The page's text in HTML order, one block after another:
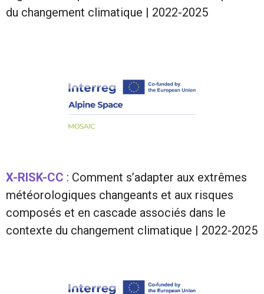
du changement climatique | 2022-2025
X-RISK-CC : Comment s’adapter aux extrêmes
météorologiques changeants et aux risques
composés et en cascade associés dans le
contexte du changement climatique | 2022-2025